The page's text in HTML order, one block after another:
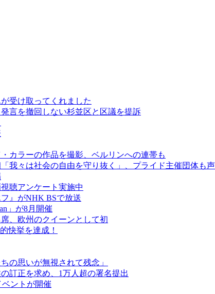
受け取ってくれました
言を撤回しない杉並区と区議を提訴
カラーの作品を撮影、ベルリンへの連帯も
我々は社会の自由を守り抜く」、プライド主催団体も
聴アンケート実施中
』がNHK BSで放送
」が8月開催
、欧州のクイーンとして初
快挙を達成！
の思いが無視されて残念」
訂正を求め、1万人超の署名提出
ントが開催